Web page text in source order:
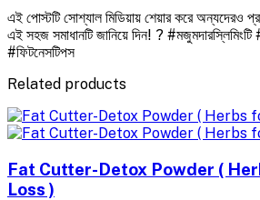
এই পোস্টটি সোশ্যাল মিডিয়ায় শেয়ার করে অন্যদেরও
এই সহজ সমাধানটি জানিয়ে দিন! ?
#ফিটনেসটিপস
Related products
Fat Cutter-Detox Powder (
Loss )